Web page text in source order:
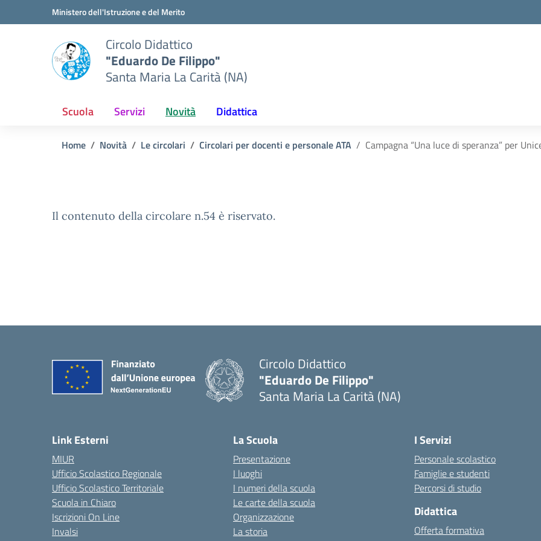
Vai ai contenuti
Vai al menu di navigazioneMinistero dell'Istruzione e del Merito
Circolo Didattico
"Eduardo De Filippo"
Santa Maria La Carità (NA)
Scuola Servizi Novità Didattica
Home Novità Le circolari Circolari per docenti e personale ATA Campagna “Una luce di speranza” per
Il contenuto della circolare n.54 è riservato.
Circolo Didattico
"Eduardo De Filippo"
Santa Maria La Carità (NA)
Link Esterni
MIUR
Ufficio Scolastico Regionale
Ufficio Scolastico Territoriale
Scuola in Chiaro
Iscrizioni On Line
Invalsi
La Scuola
Presentazione
I luoghi
I numeri della scuola
Le carte della scuola
Organizzazione
La storia
I Servizi
Personale scolastico
Famiglie e studenti
Percorsi di studio
Didattica
Offerta formativa